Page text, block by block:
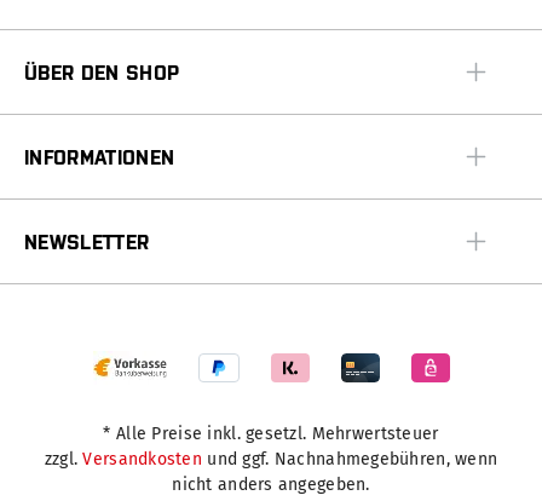
ÜBER DEN SHOP
INFORMATIONEN
NEWSLETTER
* Alle Preise inkl. gesetzl. Mehrwertsteuer
zzgl.Versandkosten und ggf. Nachnahmegebühren, wenn
nicht anders angegeben.